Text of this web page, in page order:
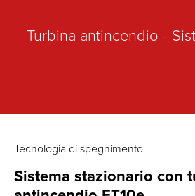
Turbina antincendio -
Sistema stazionario con
Tecnologia di spegnimento